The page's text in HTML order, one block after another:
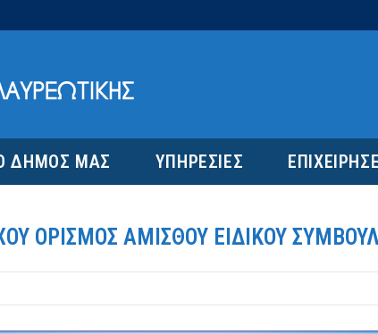
ΔΗΜΟΣ ΜΑΣ ΥΠΗΡΕΣΙΕΣ
ΟΡΙΣΜΟΣ ΑΜΙΣΘΟΥ ΕΙΔΙΚΟΥ